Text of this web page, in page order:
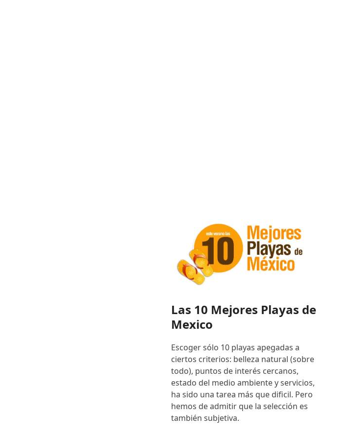
Las 10 Mejores Playas de
Mexico
Escoger sólo 10 playas apegadas a
ciertos criterios: belleza natural (sobre
todo), puntos de interés cercanos,
estado del medio ambiente y servicios,
ha sido una tarea más que dificil. Pero
hemos de admitir que la selección es
también subjetiva.